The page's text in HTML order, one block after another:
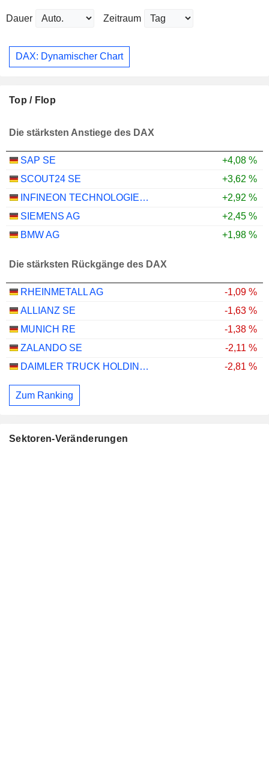
Dauer Zeitraum
DAX: Dynamischer Chart
Top / Flop
Die stärksten Anstiege des DAX
SAP SE
+4,08 %
SCOUT24 SE
+3,62 %
INFINEON TECHNOLOGIES AG
+2,92 %
SIEMENS AG
+2,45 %
BMW AG
+1,98 %
Die stärksten Rückgänge des DAX
RHEINMETALL AG
-1,09 %
ALLIANZ SE
-1,63 %
MUNICH RE
-1,38 %
ZALANDO SE
-2,11 %
DAIMLER TRUCK HOLDING AG
-2,81 %
Zum Ranking
Sektoren-Veränderungen